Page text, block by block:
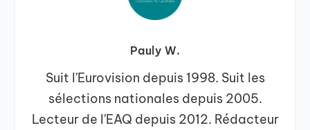
Pauly W.
Suit l'Eurovision depuis 1998. Suit les
sélections nationales depuis 2005.
Lecteur de l'EAQ depuis 2012. Rédacteur